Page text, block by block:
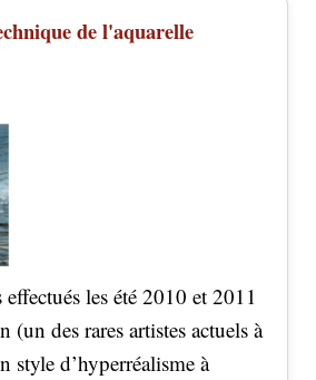
de l'aquarelle
effectués les été 2010 et 2011
(un des rares artistes actuels à
style d’hyperréalisme à